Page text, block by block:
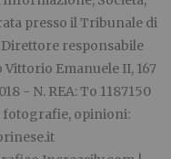
presso il Tribunale di
responsabile
Vittorio Emanuele II, 167
- N. REA: To 1187150
fotografie, opinioni: